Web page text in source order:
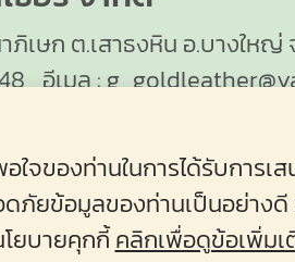
ษก ต.เสาธงหิน อ.บางใหญ่
อีเมล :
LTD.
จของท่านในการได้รับการเ
ดภัยข้อมูลของท่านเป็นอย่างดี
ยบายคุกกี้คลิกเพื่อดูข้อเพิ่มเ